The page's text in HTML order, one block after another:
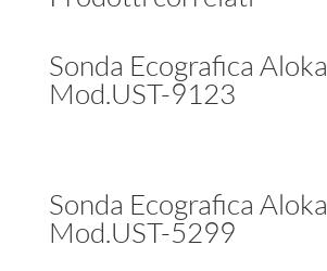
Sonda Ecografica Aloka
Mod.UST-9123
Sonda Ecografica Aloka
Mod.UST-5299